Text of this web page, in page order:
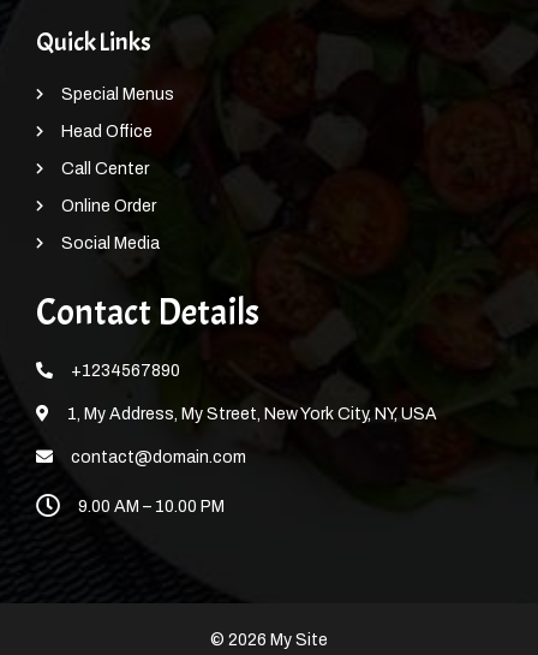
Quick Links
Special Menus
Head Office
Call Center
Online Order
Social Media
Contact Details
+1234567890
1, My Address, My Street, New York City, NY, USA
contact@domain.com
9.00 AM – 10.00 PM
© 2026 My Site